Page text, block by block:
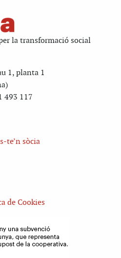
la transformació social
1, planta 1
493 117
te’n sòcia
de Cookies